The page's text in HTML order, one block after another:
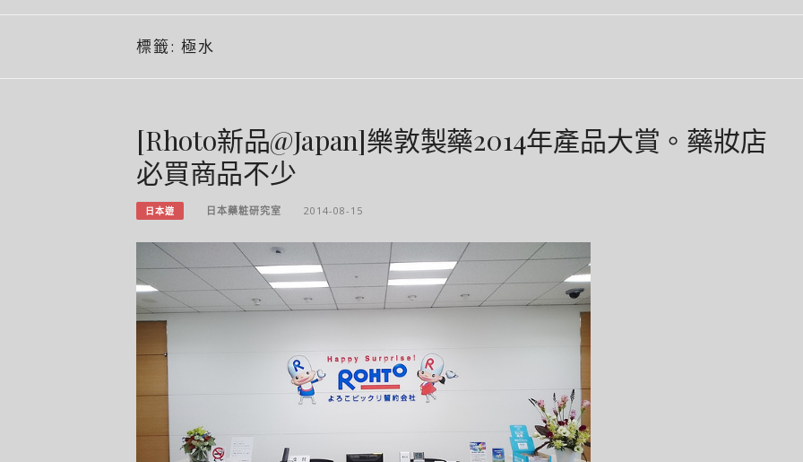
標籤: 極水
[Rhoto新品@Japan]樂敦製藥2014年產品大賞。藥妝店
必買商品不少
日本遊 日本藥粧研究室 2014-08-15